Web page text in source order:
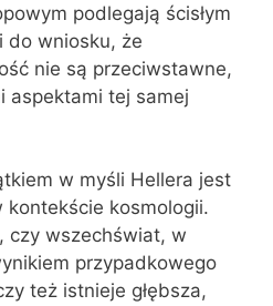
podlegają ścisłym
do wniosku, że
nie są przeciwstawne,
aspektami tej samej
w myśli Hellera jest
kosmologii.
czy wszechświat, w
przypadkowego
też istnieje głębsza,